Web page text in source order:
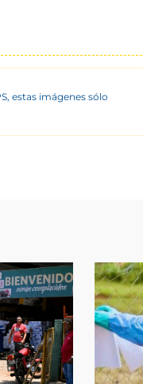
estas imágenes sólo